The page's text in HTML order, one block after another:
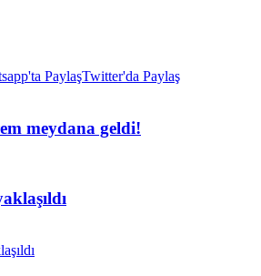
PaylaşTwitter'da Paylaş
meydana geldi!